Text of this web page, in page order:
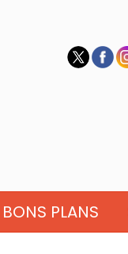
BONS PLANS